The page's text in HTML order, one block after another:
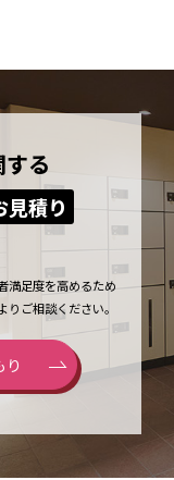
る
見積り
満足度を高めるため
ご相談ください。
り